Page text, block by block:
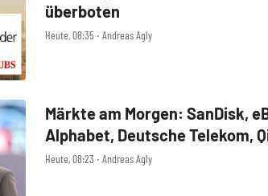
Heute, 08:35 ‧ Andreas Agly
überboten
Heute, 08:23 ‧ Andreas Agly
Märkte am Morgen: SanDisk,
Alphabet, Deutsche Telekom,